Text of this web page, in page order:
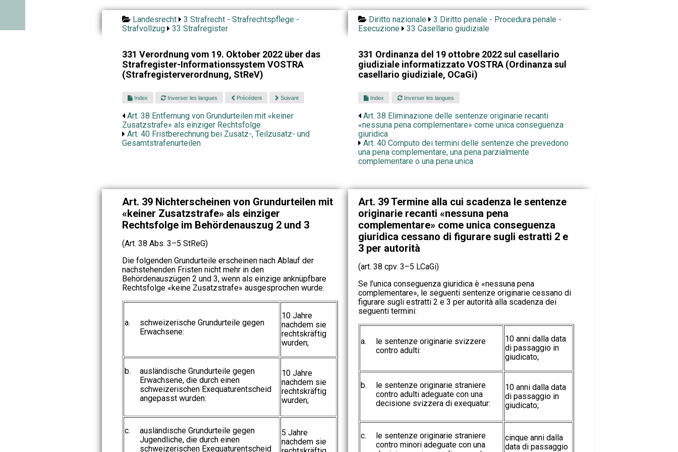
Landesrecht
3 Strafrecht - Strafrechtspflege -
Strafvollzug
33 Strafregister
Diritto nazionale
3 Diritto penale - Procedura penale -
Esecuzione
33 Casellario giudiziale
331 Verordnung vom 19. Oktober 2022 über das
Strafregister-Informationssystem VOSTRA
(Strafregisterverordnung, StReV)
331 Ordinanza del 19 ottobre 2022 sul casellario
giudiziale informatizzato VOSTRA (Ordinanza sul
casellario giudiziale, OCaGi)
Index Inverser les langues Précédent Suivant
Art. 38 Entfernung von Grundurteilen mit «keiner
Zusatzstrafe» als einziger Rechtsfolge
Art. 40 Fristberechnung bei Zusatz-, Teilzusatz- und
Gesamtstrafenurteilen
Index Inverser les langues
Art. 38 Eliminazione delle sentenze originarie recanti
«nessuna pena complementare» come unica conseguenza
giuridica
Art. 40 Computo dei termini delle sentenze che prevedono
una pena complementare, una pena parzialmente
complementare o una pena unica
Art. 39 Nichterscheinen von Grundurteilen mit
«keiner Zusatzstrafe» als einziger
Rechtsfolge im Behördenauszug 2 und 3
(Art. 38 Abs. 3–5 StReG)
Die folgenden Grundurteile erscheinen nach Ablauf der
nachstehenden Fristen nicht mehr in den
Behördenauszügen 2 und 3, wenn als einzige anknüpfbare
Rechtsfolge «keine Zusatzstrafe» ausgesprochen wurde:
a.
schweizerische Grundurteile gegen
Erwachsene:
10 Jahre
nachdem sie
rechtskräftig
wurden;
b.
ausländische Grundurteile gegen
Erwachsene, die durch einen
schweizerischen Exequaturentscheid
angepasst wurden:
10 Jahre
nachdem sie
rechtskräftig
wurden;
c.
ausländische Grundurteile gegen
Jugendliche, die durch einen
schweizerischen Exequaturentscheid
5 Jahre
nachdem sie
Art. 39 Termine alla cui scadenza le sentenze
originarie recanti «nessuna pena
complementare» come unica conseguenza
giuridica cessano di figurare sugli estratti 2 e
3 per autorità
(art. 38 cpv. 3–5 LCaGi)
Se l’unica conseguenza giuridica è «nessuna pena
complementare», le seguenti sentenze originarie cessano di
figurare sugli estratti 2 e 3 per autorità alla scadenza dei
seguenti termini:
a.
le sentenze originarie svizzere
contro adulti:
10 anni dalla data
di passaggio in
giudicato;
b.
le sentenze originarie straniere
contro adulti adeguate con una
decisione svizzera di exequatur:
10 anni dalla data
di passaggio in
giudicato;
c.
le sentenze originarie straniere
contro minori adeguate con una
cinque anni dalla
data di passaggio